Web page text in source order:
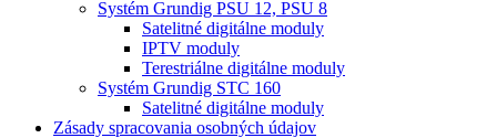
Systém Grundig PSU 12, PSU 8
Satelitné digitálne moduly
IPTV moduly
Terestriálne digitálne moduly
Systém Grundig STC 160
Satelitné digitálne moduly
Zásady spracovania osobných údajov